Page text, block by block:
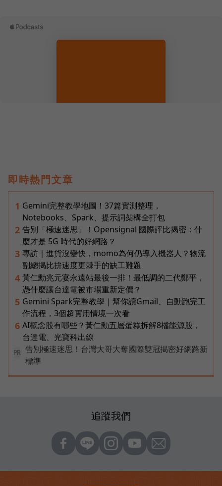
即時熱門文章
1 Gemini完整教學地圖！37篇實測整理，
Notebooks、Spark、提示詞架構全打包
2 告別「極速迷思」！Opensignal 國際評比揭密：什
麼才是 5G 時代的好網路？
3 專訪｜進貨沒變快，momo為何仍導入機器人？物流
副總揭比拚速度更棘手的缺工難題
4 黃仁勳兆元宴永遠站最後一排！最低調的二代鄭平，
憑什麼讓台達電被市場重新定價？
5 Gemini Spark完整教學｜幫你讀Gmail、自動跑完工
作流程，3個超實用情境一次看
6 AI概念股有哪些？黃仁勳五層蛋糕拆解8檔能源股，
台達電、光寶科出線
PR
告別極速迷思！台灣大哥大奪國際雙冠揭密好網路新
標準
追蹤我們